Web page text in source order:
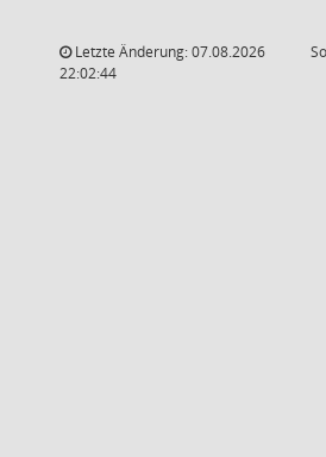
Letzte Änderung: 07.08.2026
22:02:44